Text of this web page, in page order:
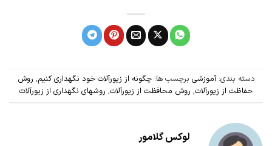
دسته بندی:آموزشی برچسب ها:چگونه از زیورآلات خود نگهداری کنیم, روش
حفاظت از زیورآلات, روش محافظت از زیورآلات, روشهای نگهداری از زیورآلات
لوکس گلامور